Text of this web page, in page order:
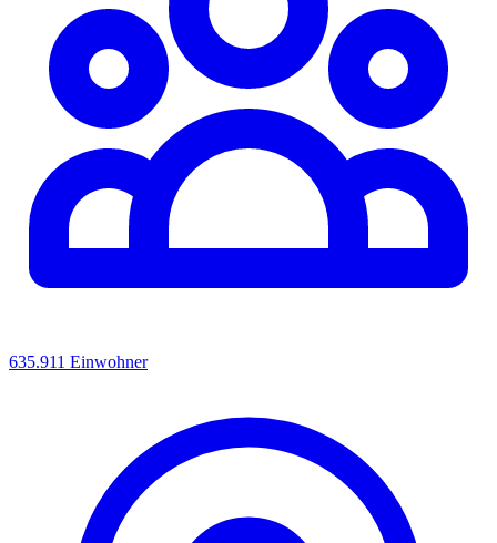
635.911 Einwohner